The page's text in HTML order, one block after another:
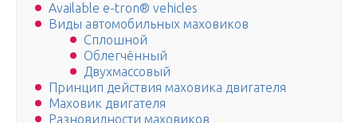
Available e-tron® vehicles
Виды автомобильных маховиков
Сплошной
Облегчённый
Двухмассовый
Принцип действия маховика двигателя
Маховик двигателя
Разновидности маховиков